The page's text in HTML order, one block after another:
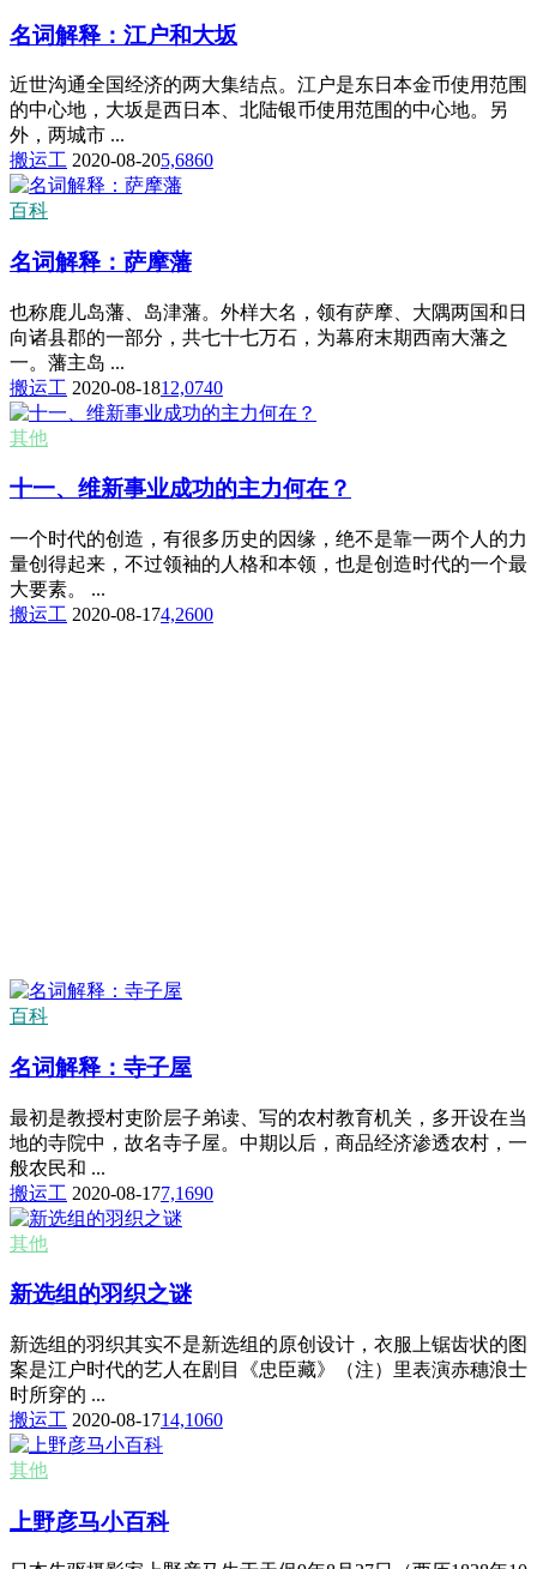
名词解释：江户和大坂
近世沟通全国经济的两大集结点。江户是东日本金币使用范围
的中心地，大坂是西日本、北陆银币使用范围的中心地。另
外，两城市 ...
搬运工 2020-08-205,6860
百科
名词解释：萨摩藩
也称鹿儿岛藩、岛津藩。外样大名，领有萨摩、大隅两国和日
向诸县郡的一部分，共七十七万石，为幕府末期西南大藩之
一。藩主岛 ...
搬运工 2020-08-1812,0740
其他
十一、维新事业成功的主力何在？
一个时代的创造，有很多历史的因缘，绝不是靠一两个人的力
量创得起来，不过领袖的人格和本领，也是创造时代的一个最
大要素。 ...
搬运工 2020-08-174,2600
百科
名词解释：寺子屋
最初是教授村吏阶层子弟读、写的农村教育机关，多开设在当
地的寺院中，故名寺子屋。中期以后，商品经济渗透农村，一
般农民和 ...
搬运工 2020-08-177,1690
其他
新选组的羽织之谜
新选组的羽织其实不是新选组的原创设计，衣服上锯齿状的图
案是江户时代的艺人在剧目《忠臣藏》（注）里表演赤穗浪士
时所穿的 ...
搬运工 2020-08-1714,1060
其他
上野彦马小百科